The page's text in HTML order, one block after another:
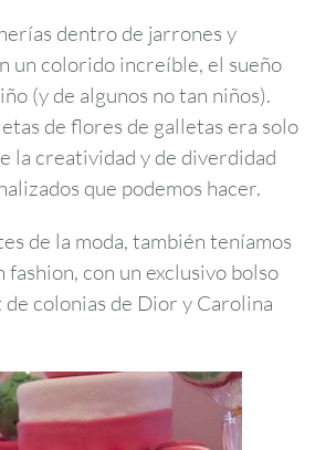
dentro de jarrones y
un colorido increíble, el sueño
(y de algunos no tan niños).
de flores de galletas era solo
la creatividad y de diverdidad
que podemos hacer.
de la moda, también teníamos
con un exclusivo bolso
colonias de Dior y Carolina